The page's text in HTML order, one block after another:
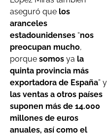
aseguró que los
aranceles
estadounidenses “nos
preocupan mucho,
porque somos ya la
quinta provincia más
exportadora de España” y
las ventas a otros países
suponen más de 14.000
millones de euros
anuales, así como el